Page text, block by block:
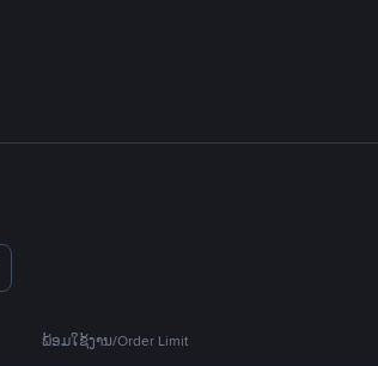
ພ້ອມໃຊ້ງານ/Order Limit